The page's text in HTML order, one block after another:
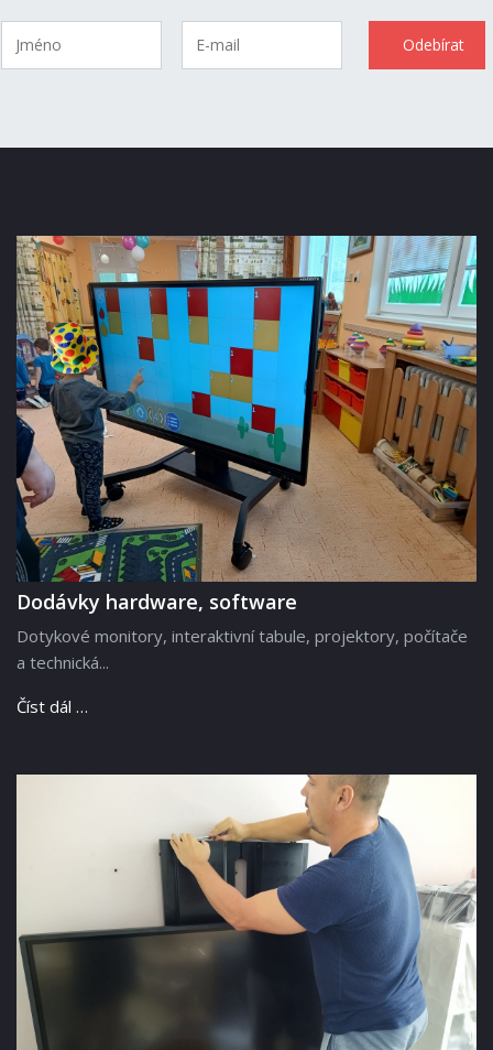
Dodávky hardware, software
Dotykové monitory, interaktivní tabule, projektory, počítače
a technická...
Číst dál …